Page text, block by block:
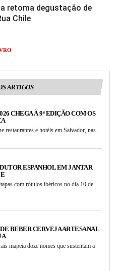
retoma degustação de
Chile
ARTIGOS
CHEGA À 9ª EDIÇÃO COM OS
restaurantes e hotéis em Salvador, nas...
ESPANHOL EM JANTAR
com rótulos ibéricos no dia 10 de
BEBER CERVEJA ARTESANAL
mapeia doze nomes que sustentam a